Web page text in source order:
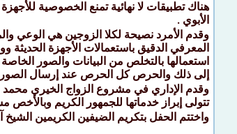
هناك تطبيقات لا نهائية تمنع الخصوصية
الأبوي .
وقدم الأمرد نصيحة لكلا الزوجين هي الوعي
المعرفي الدقيق باستعمالات الأجهزة
استعمالها بالتخلص من البيانات والصور
إلى ذلك والحرص كل الحرص عند إرسال
وقدم الإداري في مشروع الزواج الخيري محمد
تتولى إبراز خدماتها للجمهور الكريم وبالأخص
واختتم الحفل بتكريم الضيفين الكريمين الشيخ